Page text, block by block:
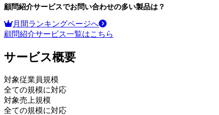
顧問紹介サービスでお問い合わせの多い製品は？
月間ランキングページへ
顧問紹介サービス一覧はこちら
サービス概要
対象従業員規模
全ての規模に対応
対象売上規模
全ての規模に対応